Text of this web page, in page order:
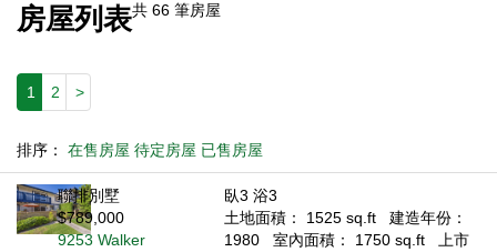
房屋列表共 66 筆房屋
1 2 >
排序： 在售房屋 待定房屋 已售房屋
聯排別墅
$789,000
9253 Walker
臥3 浴3
土地面積： 1525 sq.ft
建造年份：
1980
室內面積： 1750 sq.ft
上市